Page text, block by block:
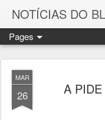
NOTÍCIAS DO
Pages
MAR
26 A